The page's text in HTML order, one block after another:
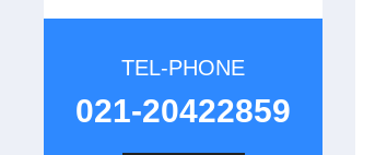
TEL-PHONE
021-20422859